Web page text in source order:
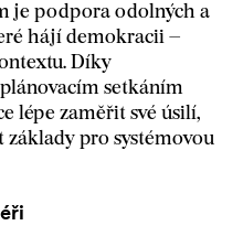
je podpora odolných a
hájí demokracii –
Díky
setkáním
lépe zaměřit své úsilí,
pro systémovou